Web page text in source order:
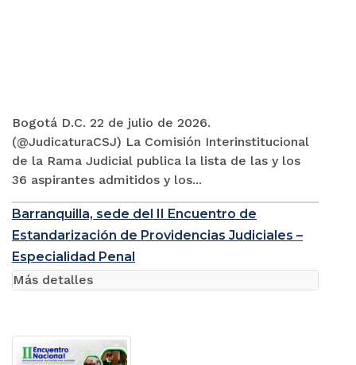
Bogotá D.C. 22 de julio de 2026.
(@JudicaturaCSJ) La Comisión Interinstitucional
de la Rama Judicial publica la lista de las y los
36 aspirantes admitidos y los...
Barranquilla, sede del II Encuentro de
Estandarización de Providencias Judiciales –
Especialidad Penal
Más detalles